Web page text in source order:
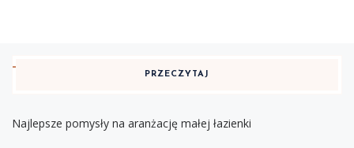
PRZECZYTAJ
Najlepsze pomysły na aranżację małej łazienki